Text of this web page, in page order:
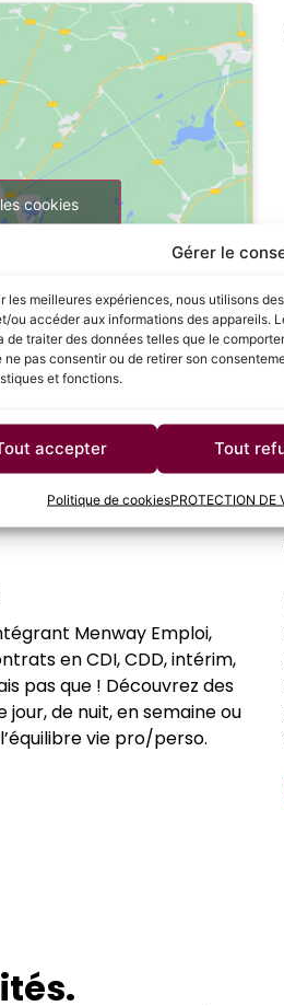
Gérer le
les meilleures expériences, nous utilisons
ou accéder aux informations des appareils.
de traiter des données telles que le
ne pas consentir ou de retirer son
et fonctions.
accepter Tout
Politique de cookiesPROTECTION DE
cookies
contenu
Menway Emploi,
en CDI, CDD, intérim,
pas que ! Découvrez des
de nuit, en semaine ou
vie pro/perso.